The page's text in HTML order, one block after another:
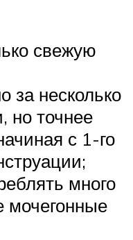
свежую
за несколько
но точнее
с 1-го
много
мочегонные